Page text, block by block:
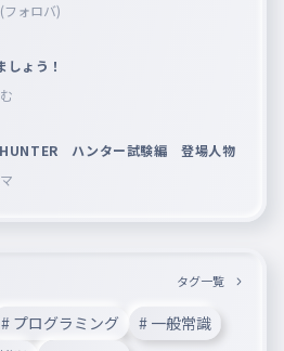
フォロバ)
しょう！
ハンター試験編 登場人物
タグ一覧
# プログラミング
# 一般常識